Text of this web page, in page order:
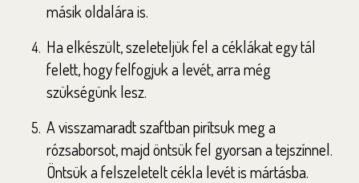
másik oldalára is.
Ha elkészült, szeleteljük fel a céklákat egy tál
felett, hogy felfogjuk a levét, arra még
szükségünk lesz.
A visszamaradt szaftban pirítsuk meg a
rózsaborsot, majd öntsük fel gyorsan a tejszínnel.
Öntsük a felszeletelt cékla levét is mártásba.